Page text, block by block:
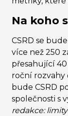
Na koho
CSRD se
více než 250
přesahující
roční rozvahy
bude CSRD
společnosti s
redakce: